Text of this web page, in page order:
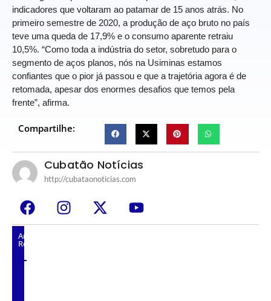
indicadores que voltaram ao patamar de 15 anos atrás. No
primeiro semestre de 2020, a produção de aço bruto no país
teve uma queda de 17,9% e o consumo aparente retraiu
10,5%. “Como toda a indústria do setor, sobretudo para o
segmento de aços planos, nós na Usiminas estamos
confiantes que o pior já passou e que a trajetória agora é de
retomada, apesar dos enormes desafios que temos pela
frente”, afirma.
Compartilhe:
Cubatão Notícias
http://cubataonoticias.com
Artigos
Relacionados